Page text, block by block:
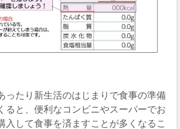
ったり新生活のはじまりで食事の準備
ると、便利なコンビニやスーパーでお
入して食事を済ますことが多くなるこ